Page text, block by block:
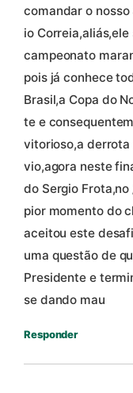
comandar o nosso
io
campeonato
pois já conhece
Brasil,a Copa do
te e
vitorioso,a derrota
vio,agora neste
do Sergio
pior momento do
aceitou este
uma questão de
Presidente e
se dando mau
Responder